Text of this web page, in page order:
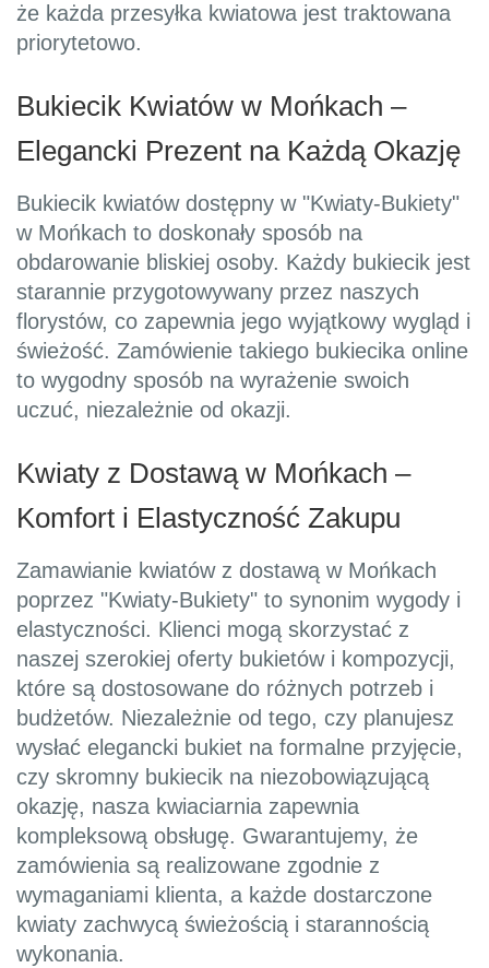
że każda przesyłka kwiatowa jest traktowana
priorytetowo.
Bukiecik Kwiatów w Mońkach –
Elegancki Prezent na Każdą Okazję
Bukiecik kwiatów dostępny w "Kwiaty-Bukiety"
w Mońkach to doskonały sposób na
obdarowanie bliskiej osoby. Każdy bukiecik jest
starannie przygotowywany przez naszych
florystów, co zapewnia jego wyjątkowy wygląd i
świeżość. Zamówienie takiego bukiecika online
to wygodny sposób na wyrażenie swoich
uczuć, niezależnie od okazji.
Kwiaty z Dostawą w Mońkach –
Komfort i Elastyczność Zakupu
Zamawianie kwiatów z dostawą w Mońkach
poprzez "Kwiaty-Bukiety" to synonim wygody i
elastyczności. Klienci mogą skorzystać z
naszej szerokiej oferty bukietów i kompozycji,
które są dostosowane do różnych potrzeb i
budżetów. Niezależnie od tego, czy planujesz
wysłać elegancki bukiet na formalne przyjęcie,
czy skromny bukiecik na niezobowiązującą
okazję, nasza kwiaciarnia zapewnia
kompleksową obsługę. Gwarantujemy, że
zamówienia są realizowane zgodnie z
wymaganiami klienta, a każde dostarczone
kwiaty zachwycą świeżością i starannością
wykonania.